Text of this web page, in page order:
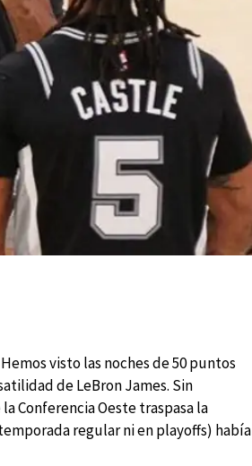
visto las noches de 50 puntos
de LeBron James. Sin
Conferencia Oeste traspasa la
regular ni en playoffs) había